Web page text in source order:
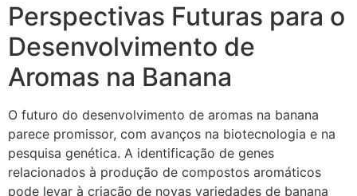
Perspectivas Futuras para o
Desenvolvimento de
Aromas na Banana
O futuro do desenvolvimento de aromas na banana
parece promissor, com avanços na biotecnologia e na
pesquisa genética. A identificação de genes
relacionados à produção de compostos aromáticos
pode levar à criação de novas variedades de banana